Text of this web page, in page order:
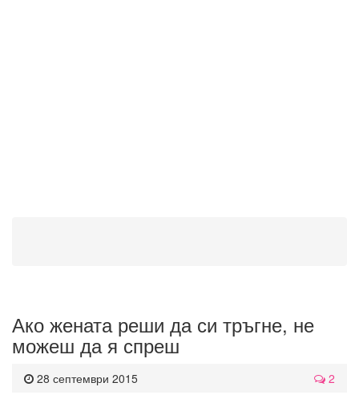
Ако жената реши да си тръгне, не
можеш да я спреш
28 септември 2015 2